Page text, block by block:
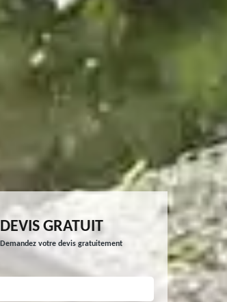
DEVIS GRATUIT
Demandez votre devis gratuitement